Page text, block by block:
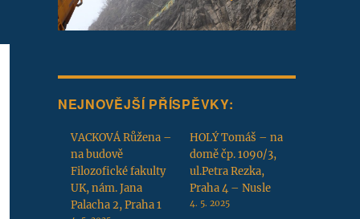
NEJNOVĚJŠÍ PŘÍSPĚVKY:
VACKOVÁ Růžena –
na budově
Filozofické fakulty
UK, nám. Jana
Palacha 2, Praha 1
HOLÝ Tomáš – na
domě čp. 1090/3,
ul.Petra Rezka,
Praha 4 – Nusle
4. 5. 2025